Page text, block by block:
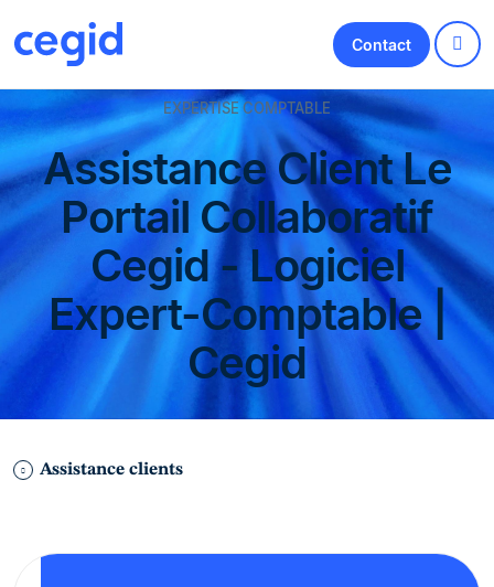
Contact
EXPERTISE COMPTABLE
Assistance Client Le
Portail Collaboratif
Cegid - Logiciel
Expert-Comptable |
Cegid
Assistance clients